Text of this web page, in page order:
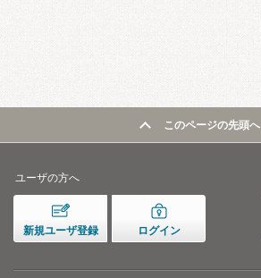
このページの先頭へ
ユーザの方へ
新規ユーザ登録 ログイン